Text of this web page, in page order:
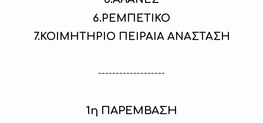
6.ΡΕΜΠΕΤΙΚΟ
7.ΚΟΙΜΗΤΗΡΙΟ ΠΕΙΡΑΙΑ ΑΝΑΣΤΑΣΗ
-------------------
1η ΠΑΡΕΜΒΑΣΗ